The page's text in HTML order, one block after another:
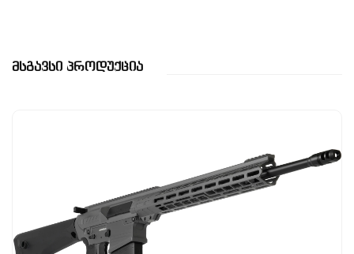
Მსგავსი Პროდუქცია